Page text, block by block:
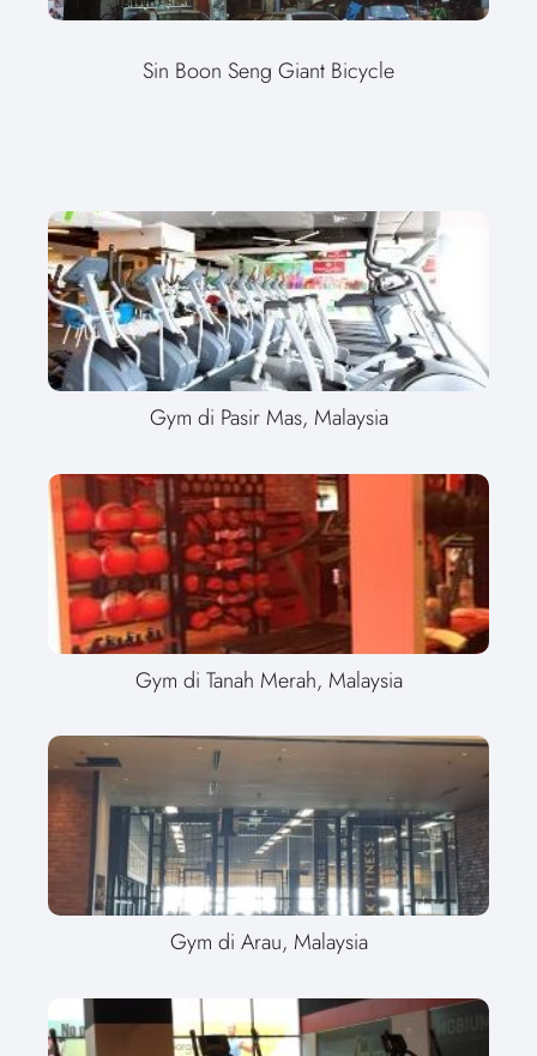
Sin Boon Seng Giant Bicycle
Gym di Pasir Mas, Malaysia
Gym di Tanah Merah, Malaysia
Gym di Arau, Malaysia